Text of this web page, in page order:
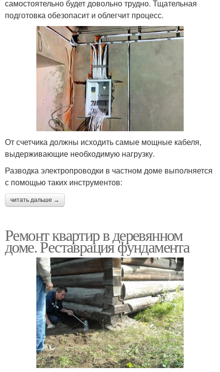
самостоятельно будет довольно трудно. Тщательная
подготовка обезопасит и облегчит процесс.
От счетчика должны исходить самые мощные кабеля,
выдерживающие необходимую нагрузку.
Разводка электропроводки в частном доме выполняется
с помощью таких инструментов:
читать дальше →
Ремонт квартир в деревянном
доме. Реставрация фундамента